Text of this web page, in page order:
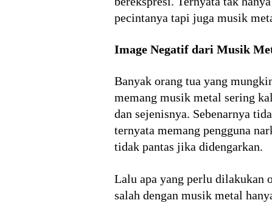
pecintanya tapi juga musik
Image Negatif dari Musik
Banyak orang tua yang
memang musik metal sering
dan sejenisnya. Sebenarnya
ternyata memang pengguna
tidak pantas jika didengarkan.
Lalu apa yang perlu dilakukan
salah dengan musik metal